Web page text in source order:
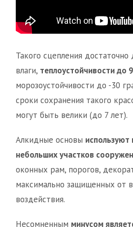
Такого сцепления достаточно
влаги, теплоустойчивости до
морозоустойчивости до -30
сроки сохранения такого
могут быть велики (до 7 лет).
Алкидные основы
небольших участков
оконных рам, порогов,
максимально защищенных от
воздействия.
Несомненным минусом